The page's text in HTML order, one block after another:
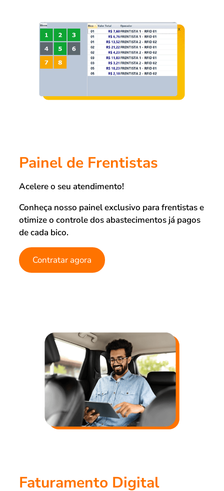
Painel de Frentistas
Acelere o seu atendimento!
Conheça nosso painel exclusivo para frentistas e
otimize o controle dos abastecimentos já pagos
de cada bico.
Contratar agora
Faturamento Digital